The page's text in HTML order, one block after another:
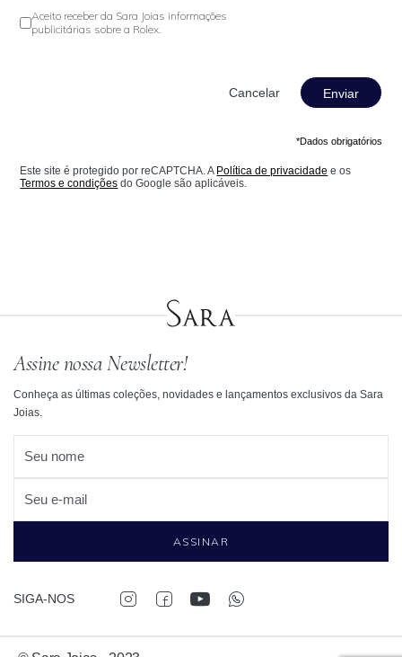
Aceito receber da Sara Joias informações
publicitárias sobre a Rolex.
Enviar
*Dados obrigatórios
Este site é protegido por reCAPTCHA. A Política de privacidade e os
Termos e condições do Google são aplicáveis.
Assine nossa Newsletter!
Conheça as últimas coleções, novidades e lançamentos exclusivos da Sara
Joias.
Seu nome
Seu e-mail
ASSINAR
SIGA-NOS